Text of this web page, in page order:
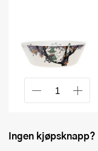
Ingen kjøpsknapp?